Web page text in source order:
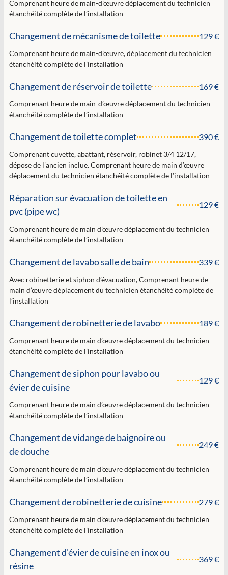
Comprenant heure de main-d’œuvre déplacement du technicien
étanchéité complète de l’installation
Changement de mécanisme de toilette 129 €
Comprenant heure de main-d’œuvre, déplacement du technicien
étanchéité complète de l’installation
Changement de réservoir de toilette 169 €
Comprenant heure de main-d’œuvre déplacement du technicien
étanchéité complète de l’installation
Changement de toilette complet 390 €
Comprenant cuvette, abattant, réservoir, robinet 3/4 12/17,
dépose de l'ancien inclue. Comprenant heure de main d’œuvre
déplacement du technicien étanchéité complète de l’installation
Réparation sur évacuation de toilette en
pvc (pipe wc)
129 €
Comprenant heure de main d’œuvre déplacement du technicien
étanchéité complète de l’installation
Changement de lavabo salle de bain 339 €
Avec robinetterie et siphon d’évacuation, Comprenant heure de
main d’œuvre déplacement du technicien étanchéité complète de
l’installation
Changement de robinetterie de lavabo 189 €
Comprenant heure de main d’œuvre déplacement du technicien
étanchéité complète de l’installation
Changement de siphon pour lavabo ou
évier de cuisine
129 €
Comprenant heure de main d’œuvre déplacement du technicien
étanchéité complète de l’installation
Changement de vidange de baignoire ou
de douche
249 €
Comprenant heure de main d’œuvre déplacement du technicien
étanchéité complète de l’installation
Changement de robinetterie de cuisine 279 €
Comprenant heure de main d’œuvre déplacement du technicien
étanchéité complète de l’installation
Changement d’évier de cuisine en inox ou
résine
369 €